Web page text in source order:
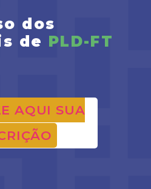
dos
de PLD-FT
AQUI SUA